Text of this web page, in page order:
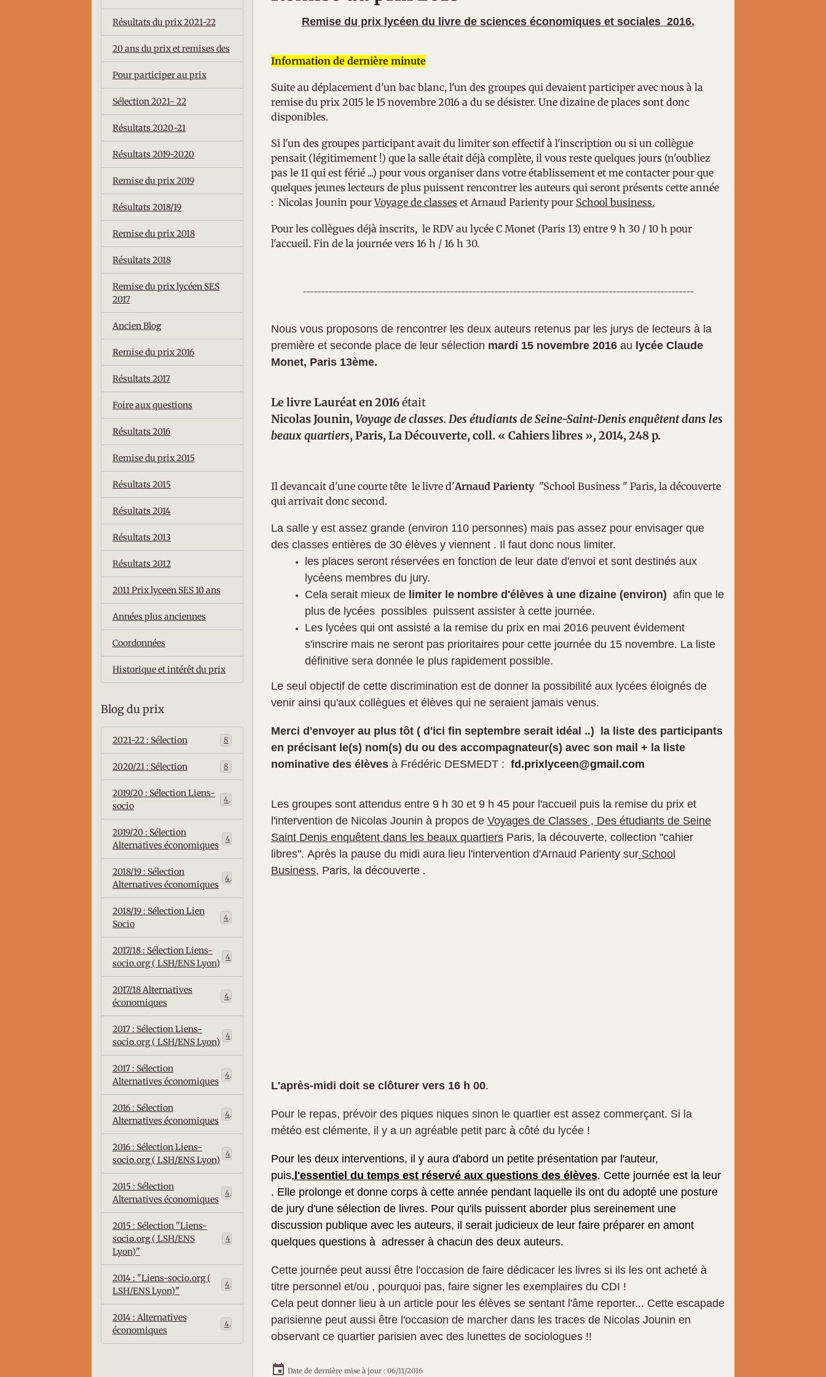
Remise du prix lycéen du livre de sciences économiques et sociales 2016.
Information de dernière minute
Suite au déplacement d'un bac blanc, l'un des groupes qui devaient participer avec nous à la
remise du prix 2015 le 15 novembre 2016 a du se désister. Une dizaine de places sont donc
disponibles.
Si l'un des groupes participant avait du limiter son effectif à l'inscription ou si un collègue
pensait (légitimement !) que la salle était déjà complète, il vous reste quelques jours (n'oubliez
pas le 11 qui est férié ...) pour vous organiser dans votre établissement et me contacter pour que
quelques jeunes lecteurs de plus puissent rencontrer les auteurs qui seront présents cette année
: Nicolas Jounin pourVoyage de classeset Arnaud Parienty pour School business.
Pour les collègues déjà inscrits, le RDV au lycée C Monet (Paris 13) entre 9 h 30 / 10 h pour
l'accueil. Fin de la journée vers 16 h / 16 h 30.
----------------------------------------------------------------------------------------------------------
Nous vous proposons de rencontrer les deux auteurs retenus par les jurys de lecteurs à la
première et seconde place de leur sélection mardi 15 novembre 2016 au lycée Claude
Monet, Paris 13ème.
Le livre Lauréat en 2016était
NicolasJounin,Voyage de classes. Des étudiants de Seine-Saint-Denis enquêtent dans les
beaux quartiers, Paris, La Découverte, coll. « Cahiers libres », 2014, 248 p.
Il devancait d'une courte tête le livre d'Arnaud Parienty "School Business " Paris, la découverte
qui arrivait donc second.
La salle y est assez grande (environ 110 personnes) mais pas assez pour envisager que
des classes entières de 30 élèves y viennent . Il faut donc nous limiter.
les places seront réservées en fonction de leur date d'envoi et sont destinés aux
lycéens membres du jury.
Cela serait mieux de limiter le nombre d'élèves à une dizaine (environ) afin que le
plus de lycées possibles puissent assister à cette journée.
Les lycées qui ont assisté a la remise du prixen mai 2016 peuvent évidement
s'inscrire mais ne seront pas prioritaires pour cette journée du 15 novembre. La liste
définitive sera donnée le plus rapidement possible.
Le seul objectif de cette discrimination est de donner la possibilité aux lycées éloignés de
venir ainsi qu'aux collègues et élèves qui ne seraient jamais venus.
Merci d'envoyer au plus tôt ( d'ici fin septembre serait idéal ..) la liste des participants
en précisant le(s) nom(s) du ou des accompagnateur(s) avec son mail + la liste
nominative des élèvesà Frédéric DESMEDT : fd.prixlyceen@gmail.com
Les groupes sont attendus entre 9 h 30 et 9 h 45 pour l'accueil puis la remise du prix et
l'intervention de Nicolas Jounin à propos de Voyages de Classes , Des étudiants de Seine
Saint Denis enquêtent dans les beaux quartiersParis, la découverte, collection "cahier
libres". Après la pause du midi aura lieu l'intervention d'Arnaud Parienty sur School
Business, Paris, la découverte .
L'après-midi doit se clôturer vers 16 h 00.
Pour le repas, prévoir des piques niques sinon le quartier est assez commerçant. Si la
météo est clémente, il y a un agréable petit parc à côté du lycée !
Pour les deux interventions, il y aura d'abord un petite présentation par l'auteur,
puis, l'essentiel du temps est réservé aux questions des élèves. Cette journée est la leur
. Elle prolonge et donne corps à cette année pendant laquelle ils ont du adopté une posture
de jury d'une sélection de livres. Pour qu'ils puissent aborder plus sereinement une
discussion publique avec les auteurs, il serait judicieux de leur faire préparer en amont
quelques questions à adresser à chacun des deux auteurs.
Cette journée peut aussi être l'occasion de faire dédicacer les livres si ils les ont acheté à
titre personnel et/ou , pourquoi pas, faire signer les exemplaires du CDI !
Cela peut donner lieu à un article pour les élèves se sentant l'âme reporter... Cette escapade
parisienne peut aussi être l'occasion de marcher dans les traces de Nicolas Jounin en
observant ce quartier parisien avec des lunettes de sociologues !!
Date de dernière mise à jour : 06/11/2016
Résultats du prix 2021-22
20 ans du prix et remises des
Pour participer au prix
Sélection 2021- 22
Résultats 2020-21
Résultats 2019-2020
Remise du prix 2019
Résultats 2018/19
Remise du prix 2018
Résultats 2018
Remise du prix lycéen SES
2017
Ancien Blog
Remise du prix 2016
Résultats 2017
Foire aux questions
Résultats 2016
Remise du prix 2015
Résultats 2015
Résultats 2014
Résultats 2013
Résultats 2012
2011 Prix lyceen SES 10 ans
Années plus anciennes
Coordonnées
Historique et intérêt du prix
Blog du prix
2021-22 : Sélection 8
2020/21 : Sélection 8
2019/20 : Sélection Liens-
socio
4
2019/20 : Sélection
Alternatives économiques
4
2018/19 : Sélection
Alternatives économiques
4
2018/19 : Sélection Lien
Socio
4
2017/18 : Sélection Liens-
socio.org ( LSH/ENS Lyon)
2017/18 Alternatives
économiques
4
2017 : Sélection Liens-
socio.org ( LSH/ENS Lyon)
4
2017 : Sélection
Alternatives économiques
4
2016 : Sélection
Alternatives économiques
4
2016 : Sélection Liens-
socio.org ( LSH/ENS Lyon)
4
2015 : Sélection
Alternatives économiques
4
2015 : Sélection "Liens-
socio.org ( LSH/ENS
Lyon)"
2014 : "Liens-socio.org (
LSH/ENS Lyon)"
4
2014 : Alternatives
économiques
4